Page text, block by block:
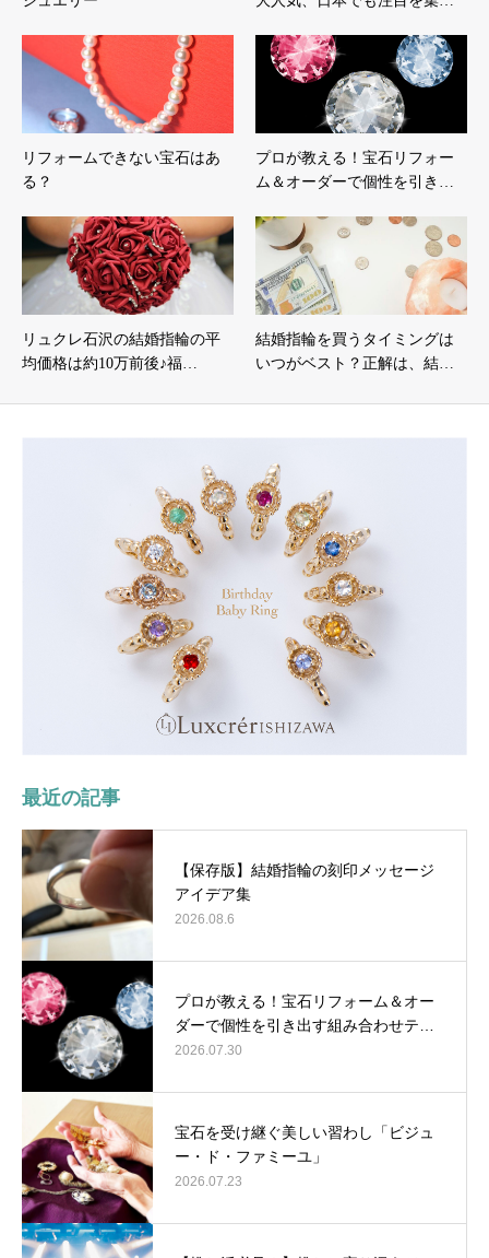
リフォームできない宝石はあ
る？
プロが教える！宝石リフォー
ム＆オーダーで個性を引き…
リュクレ石沢の結婚指輪の平
均価格は約10万前後♪福…
結婚指輪を買うタイミングは
いつがベスト？正解は、結…
最近の記事
【保存版】結婚指輪の刻印メッセージ
アイデア集
2026.08.6
プロが教える！宝石リフォーム＆オー
ダーで個性を引き出す組み合わせテ…
2026.07.30
宝石を受け継ぐ美しい習わし「ビジュ
ー・ド・ファミーユ」
2026.07.23